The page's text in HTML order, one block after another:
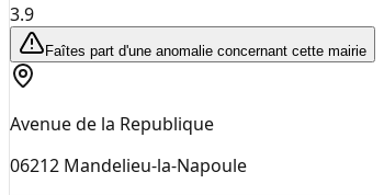
3.9
Faîtes part d'une anomalie concernant cette mairie
Avenue de la Republique
06212 Mandelieu-la-Napoule